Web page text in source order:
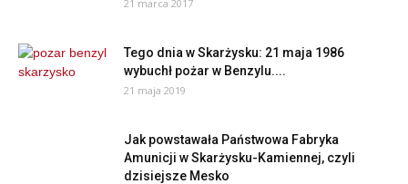
21 marca 2017
Tego dnia w Skarżysku: 21 maja 1986
wybuchł pożar w Benzylu....
21 maja 2019
Jak powstawała Państwowa Fabryka
Amunicji w Skarżysku-Kamiennej, czyli
dzisiejsze Mesko